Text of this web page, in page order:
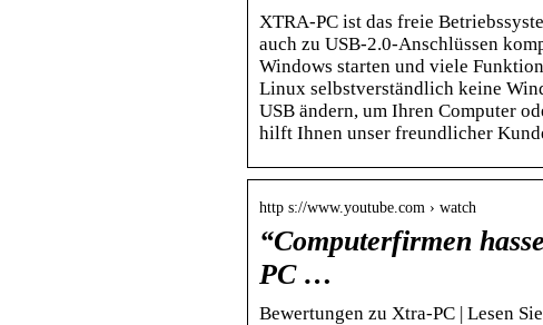
XTRA-PC ist das freie
auch zu USB-2.0-Anschlüssen
Windows starten und viele
Linux selbstverständlich keine
USB ändern, um Ihren Computer
hilft Ihnen unser freundlicher
http s://www.youtube.com › watch
“Computerfirmen
PC …
Bewertungen zu Xtra-PC | Lesen